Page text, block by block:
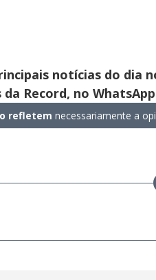
notícias do dia
Record, no WhatsApp
refletem necessariamente a